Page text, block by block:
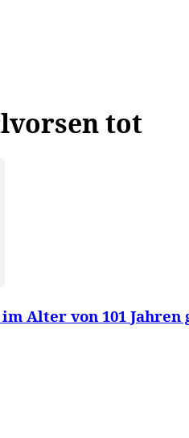
tot
Alter von 101 Jahren